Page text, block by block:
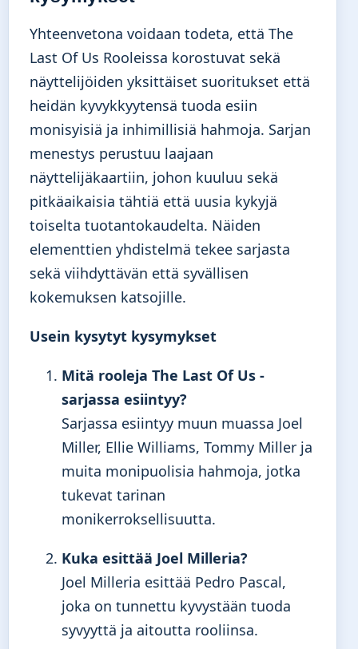
Yhteenvetona voidaan todeta, että The
Last Of Us Rooleissa korostuvat sekä
näyttelijöiden yksittäiset suoritukset että
heidän kyvykkyytensä tuoda esiin
monisyisiä ja inhimillisiä hahmoja. Sarjan
menestys perustuu laajaan
näyttelijäkaartiin, johon kuuluu sekä
pitkäaikaisia tähtiä että uusia kykyjä
toiselta tuotantokaudelta. Näiden
elementtien yhdistelmä tekee sarjasta
sekä viihdyttävän että syvällisen
kokemuksen katsojille.
Usein kysytyt kysymykset
Mitä rooleja The Last Of Us -
sarjassa esiintyy?
Sarjassa esiintyy muun muassa Joel
Miller, Ellie Williams, Tommy Miller ja
muita monipuolisia hahmoja, jotka
tukevat tarinan
monikerroksellisuutta.
Kuka esittää Joel Milleria?
Joel Milleria esittää Pedro Pascal,
joka on tunnettu kyvystään tuoda
syvyyttä ja aitoutta rooliinsa.